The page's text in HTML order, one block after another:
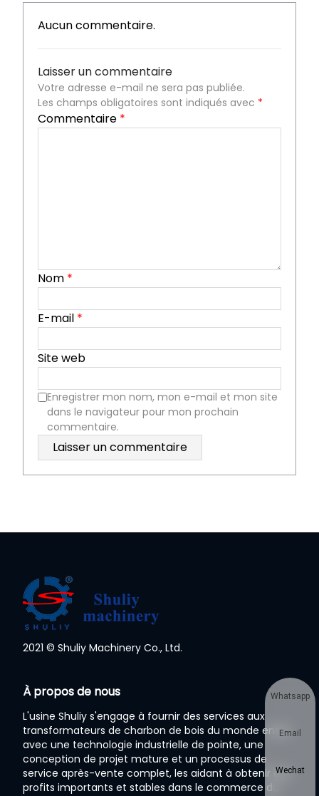
Aucun commentaire.
Laisser un commentaire
Votre adresse e-mail ne sera pas publiée.
Les champs obligatoires sont indiqués avec *
Commentaire *
Nom *
E-mail *
Site web
Enregistrer mon nom, mon e-mail et mon site
dans le navigateur pour mon prochain
commentaire.
2021 © Shuliy Machinery Co., Ltd.
À propos de nous
L'usine Shuliy s'engage à fournir des services aux
transformateurs de charbon de bois du monde entier
avec une technologie industrielle de pointe, une
conception de projet mature et un processus de
service après-vente complet, les aidant à obtenir des
profits importants et stables dans le commerce du
Whatsapp
Email
Wechat